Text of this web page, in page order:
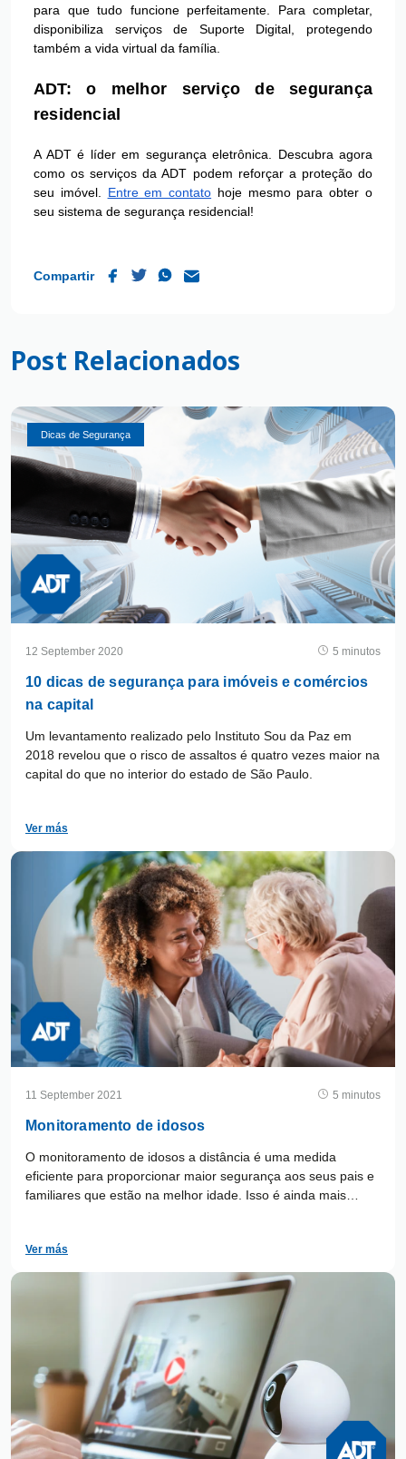
para que tudo funcione perfeitamente. Para completar,
disponibiliza serviços de Suporte Digital, protegendo
também a vida virtual da família.
ADT: o melhor serviço de segurança
residencial
A ADT é líder em segurança eletrônica. Descubra agora
como os serviços da ADT podem reforçar a proteção do
seu imóvel. Entre em contato hoje mesmo para obter o
seu sistema de segurança residencial!
Compartir
Post Relacionados
Dicas de Segurança
12 September 2020 5 minutos
10 dicas de segurança para imóveis e comércios
na capital
Um levantamento realizado pelo Instituto Sou da Paz em
2018 revelou que o risco de assaltos é quatro vezes maior na
capital do que no interior do estado de São Paulo.
Ver más
11 September 2021 5 minutos
Monitoramento de idosos
O monitoramento de idosos a distância é uma medida
eficiente para proporcionar maior segurança aos seus pais e
familiares que estão na melhor idade. Isso é ainda mais
Ver más